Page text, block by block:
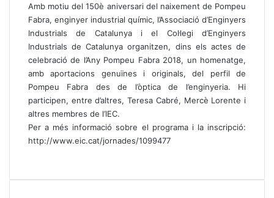
Amb motiu del 150è aniversari del naixement de Pompeu
Fabra, enginyer industrial químic, l’Associació d’Enginyers
Industrials de Catalunya i el Col·legi d’Enginyers
Industrials de Catalunya organitzen, dins els actes de
celebració de l’Any Pompeu Fabra 2018, un homenatge,
amb aportacions genuïnes i originals, del perfil de
Pompeu Fabra des de l’òptica de l’enginyeria. Hi
participen, entre d’altres, Teresa Cabré, Mercè Lorente i
altres membres de l’IEC.
Per a més informació sobre el programa i la inscripció:
http://www.eic.cat/jornades/1099477